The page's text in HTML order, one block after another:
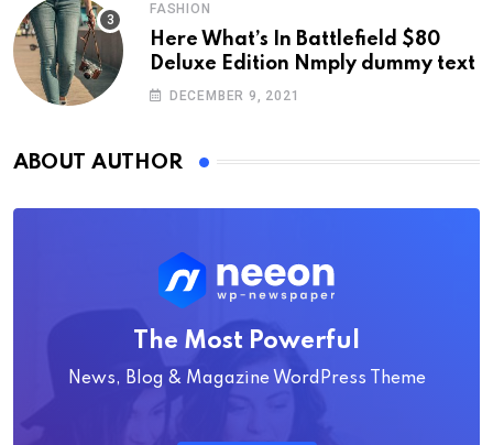
FASHION
Here What’s In Battlefield $80
Deluxe Edition Nmply dummy text
DECEMBER 9, 2021
ABOUT AUTHOR
The Most Powerful
News, Blog & Magazine WordPress Theme